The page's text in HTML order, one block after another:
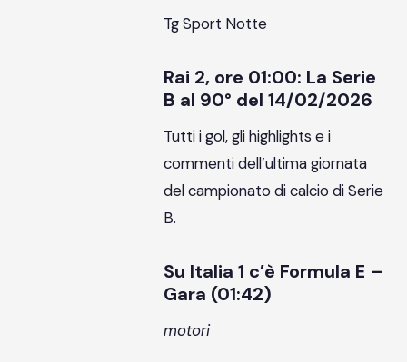
Tg Sport Notte
Rai 2, ore 01:00: La Serie
B al 90° del 14/02/2026
Tutti i gol, gli highlights e i
commenti dell’ultima giornata
del campionato di calcio di Serie
B.
Su Italia 1 c’è Formula E –
Gara (01:42)
motori